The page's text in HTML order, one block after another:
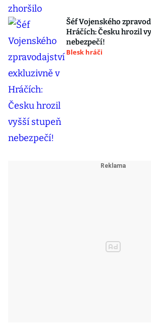
Šéf Vojenského
Hráčích: Česku hrozil
nebezpečí!
Blesk hráči